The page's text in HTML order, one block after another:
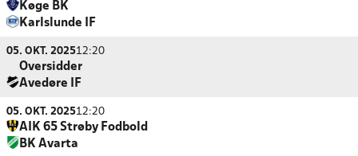
Køge BK
Karlslunde IF
05. OKT. 202512:20
Oversidder
Avedøre IF
05. OKT. 202512:20
AIK 65 Strøby Fodbold
BK Avarta